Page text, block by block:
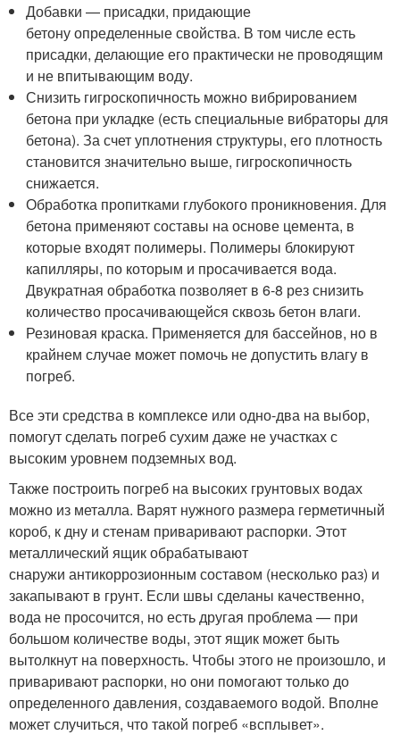
Добавки — присадки, придающие
бетону определенные свойства. В том числе есть
присадки, делающие его практически не проводящим
и не впитывающим воду.
Снизить гигроскопичность можно вибрированием
бетона при укладке (есть специальные вибраторы для
бетона). За счет уплотнения структуры, его плотность
становится значительно выше, гигроскопичность
снижается.
Обработка пропитками глубокого проникновения. Для
бетона применяют составы на основе цемента, в
которые входят полимеры. Полимеры блокируют
капилляры, по которым и просачивается вода.
Двукратная обработка позволяет в 6-8 рез снизить
количество просачивающейся сквозь бетон влаги.
Резиновая краска. Применяется для бассейнов, но в
крайнем случае может помочь не допустить влагу в
погреб.
Все эти средства в комплексе или одно-два на выбор,
помогут сделать погреб сухим даже не участках с
высоким уровнем подземных вод.
Также построить погреб на высоких грунтовых водах
можно из металла. Варят нужного размера герметичный
короб, к дну и стенам приваривают распорки. Этот
металлический ящик обрабатывают
снаружи антикоррозионным составом (несколько раз) и
закапывают в грунт. Если швы сделаны качественно,
вода не просочится, но есть другая проблема — при
большом количестве воды, этот ящик может быть
вытолкнут на поверхность. Чтобы этого не произошло, и
приваривают распорки, но они помогают только до
определенного давления, создаваемого водой. Вполне
может случиться, что такой погреб «всплывет».